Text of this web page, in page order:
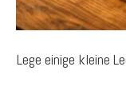
Lege einige kleine